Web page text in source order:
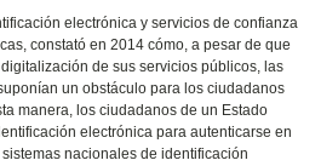
electrónica y servicios de confianza
constató en 2014 cómo, a pesar de que
de sus servicios públicos, las
un obstáculo para los ciudadanos
manera, los ciudadanos de un Estado
electrónica para autenticarse en
nacionales de identificación